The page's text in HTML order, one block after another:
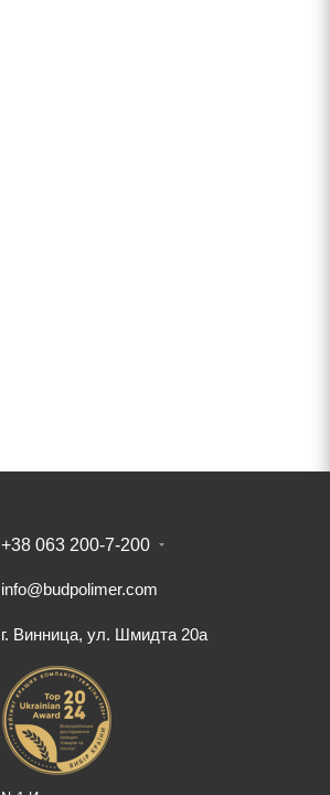
+38 063 200-7-200
info@budpolimer.com
г. Винница, ул. Шмидта 20а